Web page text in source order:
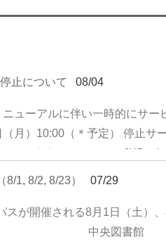
止について 08/04
ューアルに伴い一時的にサ
月）10:00（＊予定） 停止サ
コンテンツ、JKBooks）
ス再開時刻は多少前後する場
しますが、ご了承のほどお願
1, 8/2, 8/23） 07/29
が開催される8月1日（土）
りです。 中央図書館